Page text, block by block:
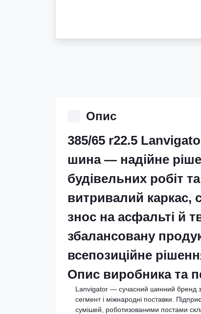
Опис
385/65 r22.5
шина — надійне
будівельних робіт
витривалий каркас,
знос на асфальті й
збалансовану
всепозиційне
Опис виробника та
Lanvigator — сучасний шинний бренд
сегмент і міжнародні поставки.
сумішей, роботизованими постами